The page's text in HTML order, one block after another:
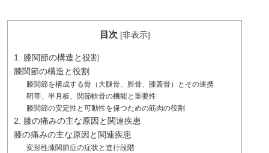
目次 [非表示]
1. 膝関節の構造と役割
膝関節の構造と役割
膝関節を構成する骨（大腿骨、脛骨、膝蓋骨）とその連携
靭帯、半月板、関節軟骨の機能と重要性
膝関節の安定性と可動性を保つための筋肉の役割
2. 膝の痛みの主な原因と関連疾患
膝の痛みの主な原因と関連疾患
変形性膝関節症の症状と進行段階